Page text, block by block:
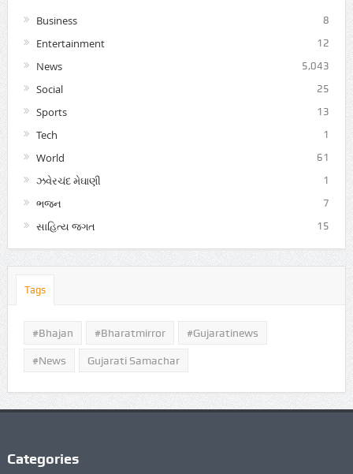
Business 8
Entertainment 12
News 5,043
Social 25
Sports 13
Tech 1
World 61
ઝવેરચંદ મેઘાણી 1
ભજન 7
સાહિત્ય જગત 15
Tags
#Bhajan #bharatmirror #gujaratinews
#news Gujarati Samachar
Categories